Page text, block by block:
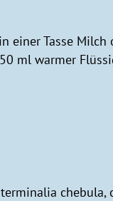
Tasse Milch
ml warmer
chebula,